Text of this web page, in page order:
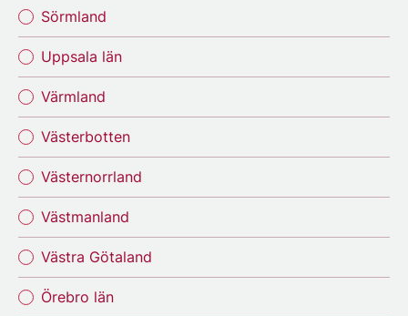
Sörmland
Uppsala län
Värmland
Västerbotten
Västernorrland
Västmanland
Västra Götaland
Örebro län